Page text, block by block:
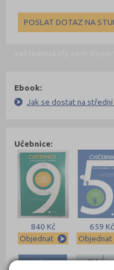
POSLAT DOTAZ NA
Ebook:
Jak se dostat na střední
Učebnice:
840 Kč
Objednat
659 Kč
Objednat